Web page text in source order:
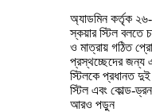
অ্যাডমিন কর্তৃক
স্কয়ার স্টিল বলতে
ও মাত্রায় গঠিত
প্রস্থচ্ছেদের জন্য
স্টিলকে প্রধানত
স্টিল এবং কোল্ড-
আরও পড়ুন